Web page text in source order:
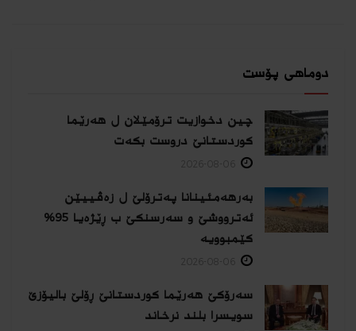
دوماهی پۆست
چین دخوازیت ترۆمێلان ل هەرێما
كوردستانێ دروست بكەت
بەرهەمئینانا په‌ترۆلێ ل زه‌ڤییێن
ئەترووشێ و سەرسنكێ ب ڕێژەیا 95%
كێمبوویە
سەرۆکێ هەرێما کوردستانێ ڕۆلێ بالیۆزێ
سویسرا بلند نرخاند